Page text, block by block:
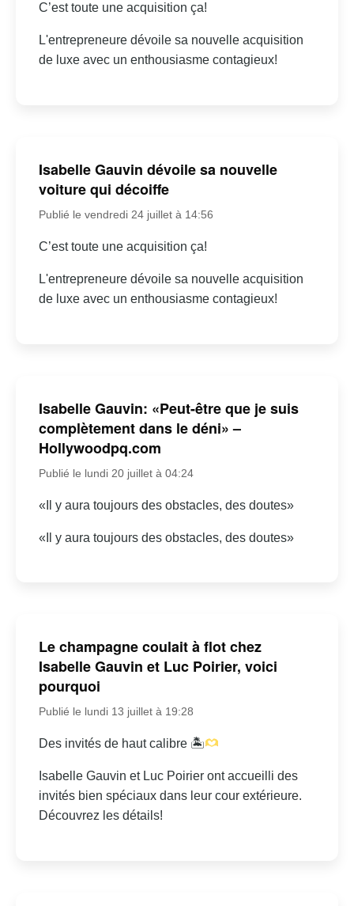
C’est toute une acquisition ça!
L'entrepreneure dévoile sa nouvelle acquisition
de luxe avec un enthousiasme contagieux!
Isabelle Gauvin dévoile sa nouvelle
voiture qui décoiffe
Publié le vendredi 24 juillet à 14:56
C’est toute une acquisition ça!
L'entrepreneure dévoile sa nouvelle acquisition
de luxe avec un enthousiasme contagieux!
Isabelle Gauvin: «Peut-être que je suis
complètement dans le déni» –
Hollywoodpq.com
Publié le lundi 20 juillet à 04:24
«Il y aura toujours des obstacles, des doutes»
«Il y aura toujours des obstacles, des doutes»
Le champagne coulait à flot chez
Isabelle Gauvin et Luc Poirier, voici
pourquoi
Publié le lundi 13 juillet à 19:28
Des invités de haut calibre 🏝
Isabelle Gauvin et Luc Poirier ont accueilli des
invités bien spéciaux dans leur cour extérieure.
Découvrez les détails!